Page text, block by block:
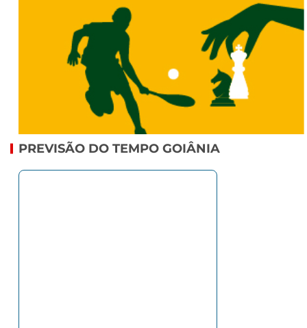
PREVISÃO DO TEMPO GOIÂNIA